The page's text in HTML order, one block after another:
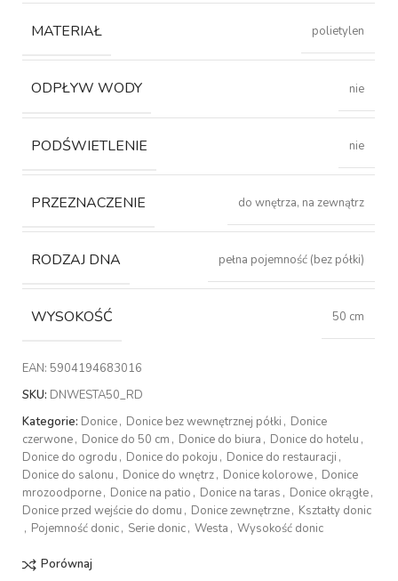
MATERIAŁ polietylen
ODPŁYW WODY nie
PODŚWIETLENIE nie
PRZEZNACZENIE do wnętrza, na zewnątrz
RODZAJ DNA pełna pojemność (bez półki)
WYSOKOŚĆ 50 cm
EAN: 5904194683016
SKU: DNWESTA50_RD
Kategorie: Donice, Donice bez wewnętrznej półki , Donice
czerwone, Donice do 50 cm , Donice do biura , Donice do hotelu ,
Donice do ogrodu , Donice do pokoju , Donice do restauracji ,
Donice do salonu , Donice do wnętrz, Donice kolorowe, Donice
mrozoodporne, Donice na patio , Donice na taras , Donice okrągłe,
Donice przed wejście do domu , Donice zewnętrzne, Kształty donic
, Pojemność donic, Serie donic, Westa , Wysokość donic
Porównaj